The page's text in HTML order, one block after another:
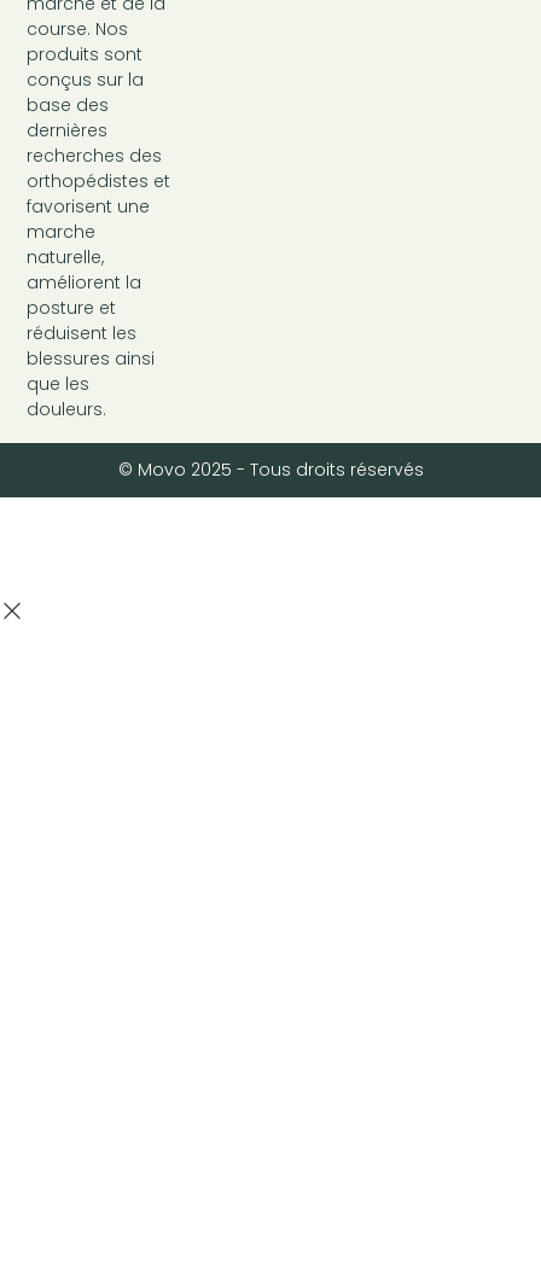
course. Nos
produits sont
conçus sur la
base des
dernières
recherches des
orthopédistes et
favorisent une
marche
naturelle,
améliorent la
posture et
réduisent les
blessures ainsi
que les
douleurs.
© Movo 2025 - Tous droits réservés